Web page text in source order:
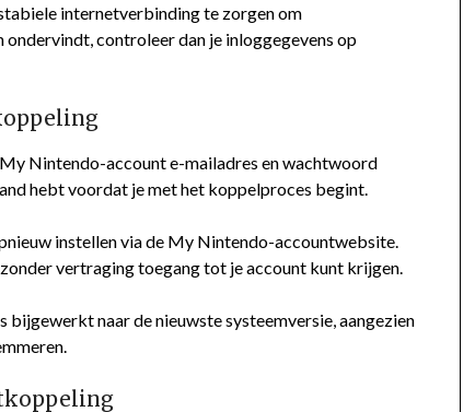
internetverbinding te zorgen om
controleer dan je inloggegevens op
Nintendo-account e-mailadres en wachtwoord
hebt voordat je met het koppelproces begint.
instellen via de My Nintendo-accountwebsite.
vertraging toegang tot je account kunt krijgen.
naar de nieuwste systeemversie, aangezien